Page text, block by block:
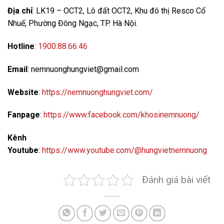
Địa chỉ: LK19 – OCT2, Lô đất OCT2, Khu đô thị Resco Cổ
Nhuế, Phường Đông Ngạc, TP. Hà Nội.
Hotline: 1900.88.66.46
Email: nemnuonghungviet@gmail.com
Website: https://nemnuonghungviet.com/
Fanpage: https://www.facebook.com/khosinemnuong/
Kênh
Youtube: https://www.youtube.com/@hungvietnemnuong
Đánh giá bài viết